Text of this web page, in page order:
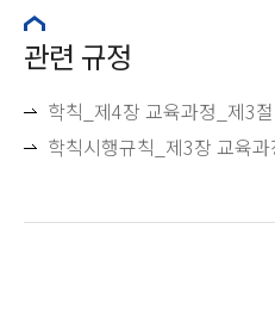
관련 규정
학칙_제4장 교육과정_제3
학칙시행규칙_제3장 교육